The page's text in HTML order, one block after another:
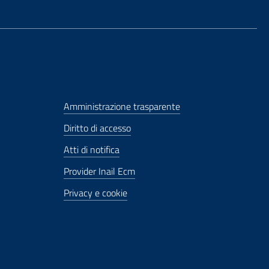
Amministrazione trasparente
Diritto di accesso
Atti di notifica
Provider Inail Ecm
Privacy e cookie